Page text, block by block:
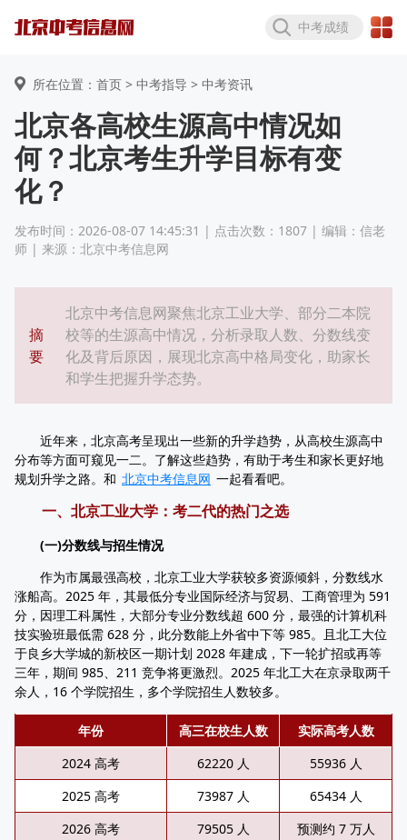
中考成绩
所在位置：首页 > 中考指导 > 中考资讯
北京各高校生源高中情况如
何？北京考生升学目标有变
化？
发布时间：2026-08-07 14:45:31 | 点击次数：1807 | 编辑：信老
师 | 来源：北京中考信息网
摘
要
北京中考信息网聚焦北京工业大学、部分二本院
校等的生源高中情况，分析录取人数、分数线变
化及背后原因，展现北京高中格局变化，助家长
和学生把握升学态势。
近年来，北京高考呈现出一些新的升学趋势，从高校生源高中
分布等方面可窥见一二。了解这些趋势，有助于考生和家长更好地
规划升学之路。和 北京中考信息网 一起看看吧。
一、北京工业大学：考二代的热门之选
(一)分数线与招生情况
作为市属最强高校，北京工业大学获较多资源倾斜，分数线水
涨船高。2025 年，其最低分专业国际经济与贸易、工商管理为 591
分，因理工科属性，大部分专业分数线超 600 分，最强的计算机科
技实验班最低需 628 分，此分数能上外省中下等 985。且北工大位
于良乡大学城的新校区一期计划 2028 年建成，下一轮扩招或再等
三年，期间 985、211 竞争将更激烈。2025 年北工大在京录取两千
余人，16 个学院招生，多个学院招生人数较多。
年份 高三在校生人数
实际高考人数
2024 高考
62220 人
55936 人
2025 高考
73987 人
65434 人
2026 高考
79505 人
预测约 7 万人